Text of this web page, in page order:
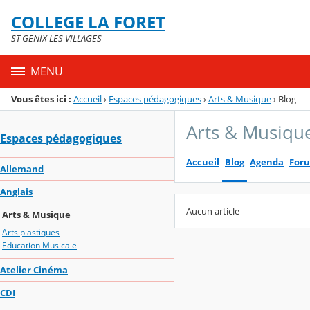
Menu de la rubrique
Contenu
COLLEGE LA FORET
ST GENIX LES VILLAGES
MENU
Vous êtes ici : Accueil› Espaces pédagogiques›Arts & Musique› Blog
Espaces pédagogiques
Allemand
Anglais
Arts & Musique
Arts plastiques
Education Musicale
Atelier Cinéma
CDI
Arts &
Accueil Blog Agenda
Aucun article